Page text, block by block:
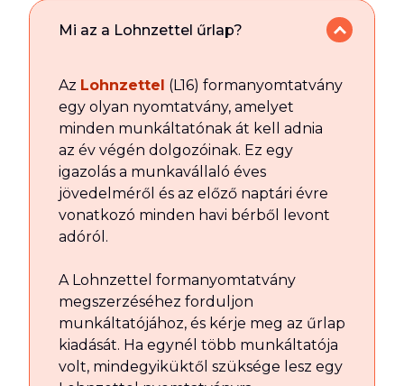
Mi az a Lohnzettel űrlap?
Az Lohnzettel (L16) formanyomtatvány
egy olyan nyomtatvány, amelyet
minden munkáltatónak át kell adnia
az év végén dolgozóinak. Ez egy
igazolás a munkavállaló éves
jövedelméről és az előző naptári évre
vonatkozó minden havi bérből levont
adóról.
A Lohnzettel formanyomtatvány
megszerzéséhez forduljon
munkáltatójához, és kérje meg az űrlap
kiadását. Ha egynél több munkáltatója
volt, mindegyiküktől szüksége lesz egy